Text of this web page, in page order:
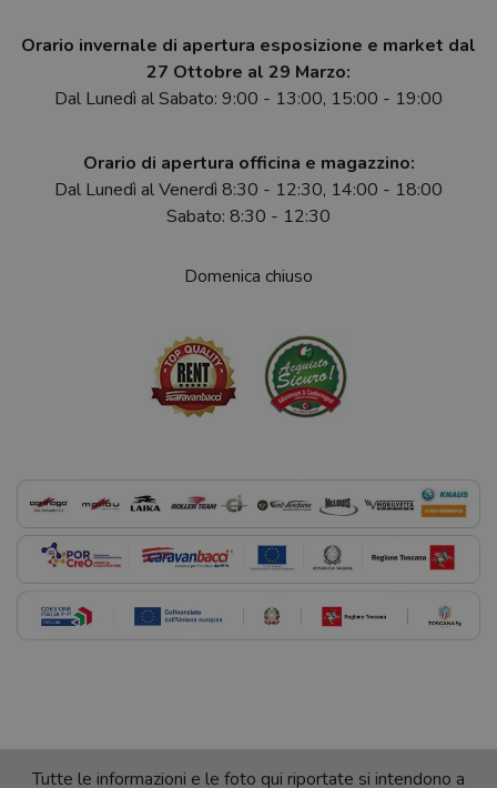
Orario invernale di apertura esposizione e market dal
27 Ottobre al 29 Marzo:
Dal Lunedì al Sabato: 9:00 - 13:00, 15:00 - 19:00
Orario di apertura officina e magazzino:
Dal Lunedì al Venerdì 8:30 - 12:30, 14:00 - 18:00
Sabato: 8:30 - 12:30
Domenica chiuso
Tutte le informazioni e le foto qui riportate si intendono a